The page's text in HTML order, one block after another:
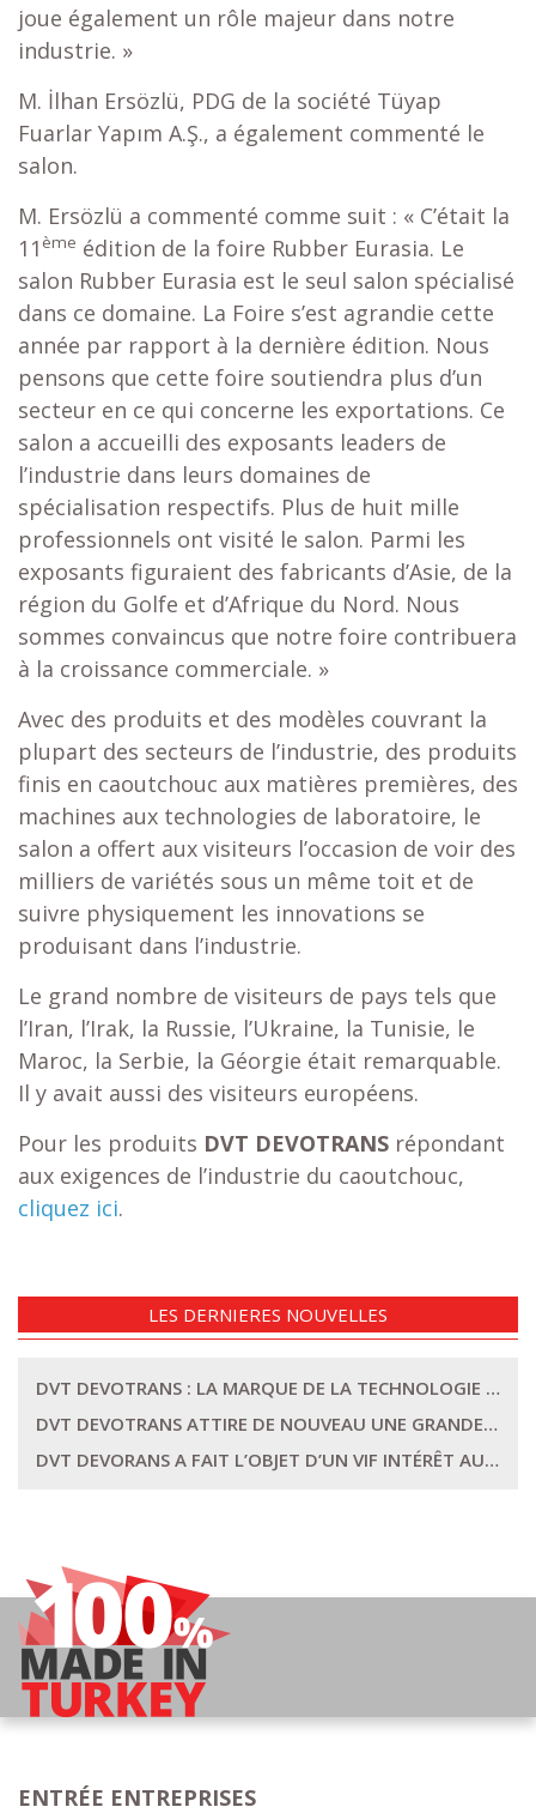
joue également un rôle majeur dans notre
industrie. »
M. İlhan Ersözlü, PDG de la société Tüyap
Fuarlar Yapım A.Ş., a également commenté le
salon.
M. Ersözlü a commenté comme suit : « C’était la
11 ème édition de la foire Rubber Eurasia. Le
salon Rubber Eurasia est le seul salon spécialisé
dans ce domaine. La Foire s’est agrandie cette
année par rapport à la dernière édition. Nous
pensons que cette foire soutiendra plus d’un
secteur en ce qui concerne les exportations. Ce
salon a accueilli des exposants leaders de
l’industrie dans leurs domaines de
spécialisation respectifs. Plus de huit mille
professionnels ont visité le salon. Parmi les
exposants figuraient des fabricants d’Asie, de la
région du Golfe et d’Afrique du Nord. Nous
sommes convaincus que notre foire contribuera
à la croissance commerciale. »
Avec des produits et des modèles couvrant la
plupart des secteurs de l’industrie, des produits
finis en caoutchouc aux matières premières, des
machines aux technologies de laboratoire, le
salon a offert aux visiteurs l’occasion de voir des
milliers de variétés sous un même toit et de
suivre physiquement les innovations se
produisant dans l’industrie.
Le grand nombre de visiteurs de pays tels que
l’Iran, l’Irak, la Russie, l’Ukraine, la Tunisie, le
Maroc, la Serbie, la Géorgie était remarquable.
Il y avait aussi des visiteurs européens.
Pour les produits DVT DEVOTRANS répondant
aux exigences de l’industrie du caoutchouc,
cliquez ici.
LES DERNIERES NOUVELLES
DVT DEVOTRANS : LA MARQUE DE LA TECHNOLOGIE ET DE LA CONFIANCE AU SALON PLAST EURASIA ISTANBUL 2025
DVT DEVOTRANS ATTIRE DE NOUVEAU UNE GRANDE ATTENTION AU SALON PLAST EURASIA
DVT DEVORANS A FAIT L’OBJET D’UN VIF INTÉRÊT AU COURS DE LA FOIRE PLAST EURASIA ISTANBUL 2023 DE LA PART DES VISITEURS EN PROVENANCE DE NOMBREUX PAYS
ENTRÉE ENTREPRISES